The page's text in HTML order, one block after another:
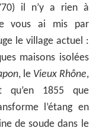
il n’y a rien à
vous ai mis par
le village actuel :
maisons isolées
, le Vieux Rhône,
qu’en 1855 que
l’étang en
de soude dans le